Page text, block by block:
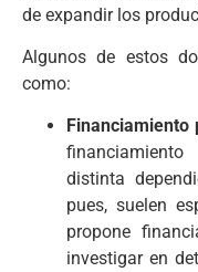
de expandir los
Algunos de estos
como:
distinta
pues, suelen
propone
investigar en